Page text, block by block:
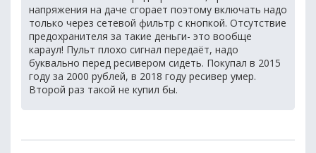
напряжения на даче сгорает поэтому включать надо
только через сетевой фильтр с кнопкой. Отсутствие
предохранителя за такие деньги- это вообще
караул! Пульт плохо сигнал передаёт, надо
буквально перед ресивером сидеть. Покупал в 2015
году за 2000 рублей, в 2018 году ресивер умер.
Второй раз такой не купил бы.